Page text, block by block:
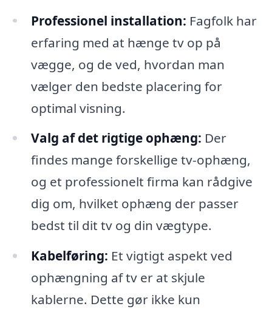
Professionel installation: Fagfolk har
erfaring med at hænge tv op på
vægge, og de ved, hvordan man
vælger den bedste placering for
optimal visning.
Valg af det rigtige ophæng: Der
findes mange forskellige tv-ophæng,
og et professionelt firma kan rådgive
dig om, hvilket ophæng der passer
bedst til dit tv og din vægtype.
Kabelføring: Et vigtigt aspekt ved
ophængning af tv er at skjule
kablerne. Dette gør ikke kun